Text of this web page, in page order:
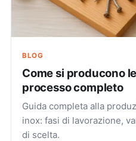
BLOG
Come si producono
processo completo
Guida completa alla
inox: fasi di lavorazione,
di scelta.